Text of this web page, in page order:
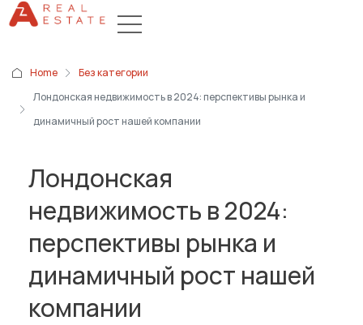
Home
Без категории
Лондонская недвижимость в 2024: перспективы рынка и
динамичный рост нашей компании
Лондонская
недвижимость в 2024:
перспективы рынка и
динамичный рост нашей
компании